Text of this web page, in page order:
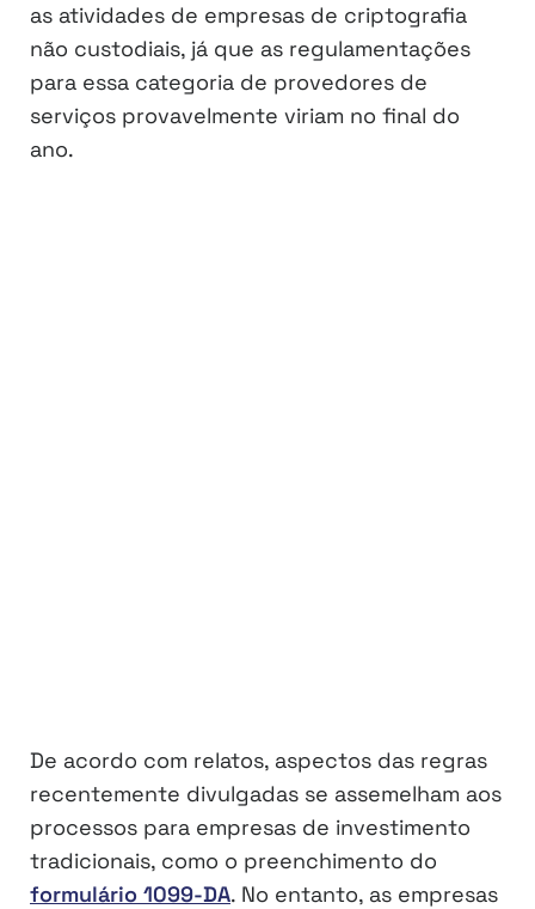
as atividades de empresas de criptografia
não custodiais, já que as regulamentações
para essa categoria de provedores de
serviços provavelmente viriam no final do
ano.
De acordo com relatos, aspectos das regras
recentemente divulgadas se assemelham aos
processos para empresas de investimento
tradicionais, como o preenchimento do
formulário 1099-DA. No entanto, as empresas